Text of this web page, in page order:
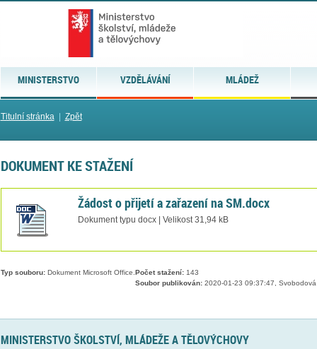
MINISTERSTVO VZDĚLÁVÁNÍ MLÁDEŽ
Titulní stránka| Zpět
DOKUMENT KE STAŽENÍ
Žádost o přijetí a zařazení na SM.docx
Dokument typu docx | Velikost 31,94 kB
Typ souboru:Dokument Microsoft Office. Počet stažení:143
Soubor publikován:2020-01-23 09:37:47, Svobodová
MINISTERSTVO ŠKOLSTVÍ, MLÁDEŽE A TĚLOVÝCHOVY